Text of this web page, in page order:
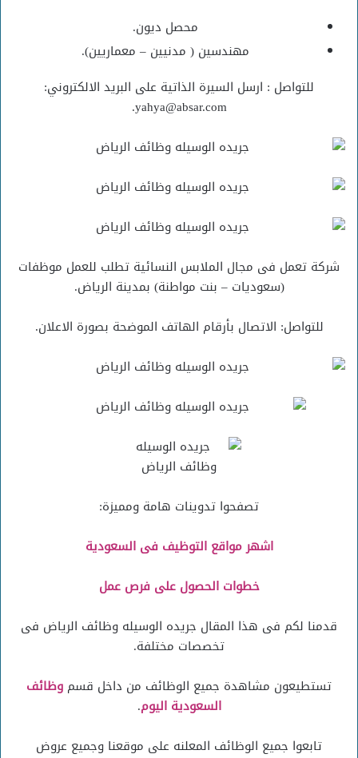
محصل ديون.
مهندسين ( مدنيين – معماريين).
للتواصل : ارسل السيرة الذاتية على البريد الالكتروني:
yahya@absar.com.
شركة تعمل فى مجال الملابس النسائية تطلب للعمل موظفات
(سعوديات – بنت مواطنة) بمدينة الرياض.
للتواصل: الاتصال بأرقام الهاتف الموضحة بصورة الاعلان.
تصفحوا تدوينات هامة ومميزة:
اشهر مواقع التوظيف فى السعودية
خطوات الحصول على فرص عمل
قدمنا لكم فى هذا المقال جريده الوسيله وظائف الرياض فى
تخصصات مختلفة.
تستطيعون مشاهدة جميع الوظائف من داخل قسم وظائف
السعودية اليوم.
تابعوا جميع الوظائف المعلنه على موقعنا وجميع عروض